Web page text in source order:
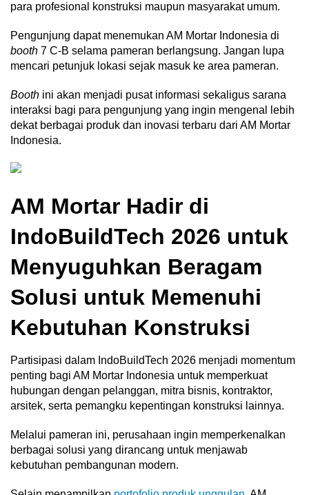
para profesional konstruksi maupun masyarakat umum.
Pengunjung dapat menemukan AM Mortar Indonesia di
booth 7 C-B selama pameran berlangsung. Jangan lupa
mencari petunjuk lokasi sejak masuk ke area pameran.
Booth ini akan menjadi pusat informasi sekaligus sarana
interaksi bagi para pengunjung yang ingin mengenal lebih
dekat berbagai produk dan inovasi terbaru dari AM Mortar
Indonesia.
AM Mortar Hadir di
IndoBuildTech 2026 untuk
Menyuguhkan Beragam
Solusi untuk Memenuhi
Kebutuhan Konstruksi
Partisipasi dalam IndoBuildTech 2026 menjadi momentum
penting bagi AM Mortar Indonesia untuk memperkuat
hubungan dengan pelanggan, mitra bisnis, kontraktor,
arsitek, serta pemangku kepentingan konstruksi lainnya.
Melalui pameran ini, perusahaan ingin memperkenalkan
berbagai solusi yang dirancang untuk menjawab
kebutuhan pembangunan modern.